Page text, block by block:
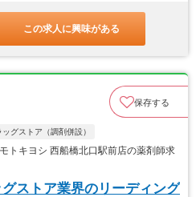
この求人に興味がある
保存する
ッグストア（調剤併設）
キヨシ 西船橋北口駅前店の薬剤師求
グストア業界のリーディング